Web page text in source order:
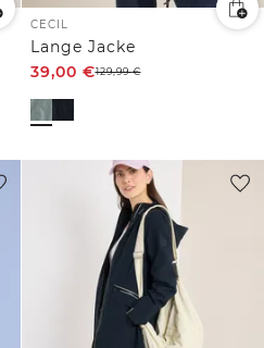
CECIL
Lange Jacke
39,00 €129,99€